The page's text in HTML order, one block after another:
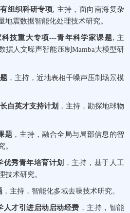
组织科研专项, 主持，面向南海复杂
地震数据智能化处理技术研究。
科技重大专项---青年科学家课题, 主
据人文噪声智能压制 Mamba大模型研
，主持，近地表相干噪声压制场景模
白英才支持计划 ，主持，勘探地球物
题 ，主持，融合全局与局部信息的智
。
优秀青年培育计划
，主持，基于人工
技术研究。
，主持，智能化多域去噪技术研究。
人才引进启动启动经费 ，主持，智能